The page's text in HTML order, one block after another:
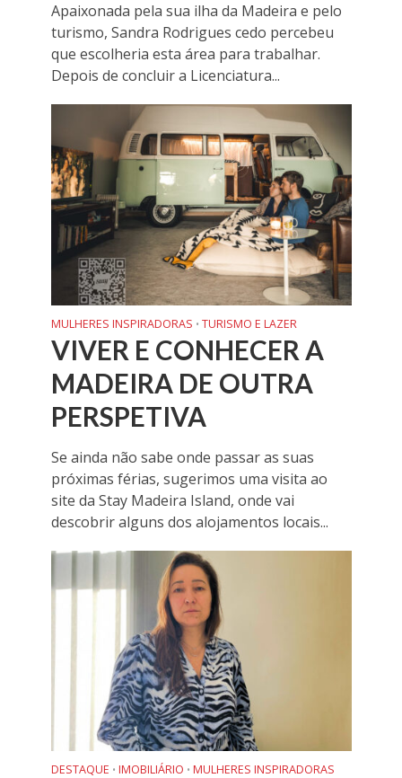
Apaixonada pela sua ilha da Madeira e pelo
turismo, Sandra Rodrigues cedo percebeu
que escolheria esta área para trabalhar.
Depois de concluir a Licenciatura...
MULHERES INSPIRADORAS • TURISMO E LAZER
VIVER E CONHECER A
MADEIRA DE OUTRA
PERSPETIVA
Se ainda não sabe onde passar as suas
próximas férias, sugerimos uma visita ao
site da Stay Madeira Island, onde vai
descobrir alguns dos alojamentos locais...
DESTAQUE • IMOBILIÁRIO • MULHERES INSPIRADORAS